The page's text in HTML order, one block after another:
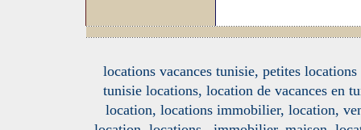
locations vacances tunisie, petites
tunisie locations, location de vacances en
location, locations immobilier, location,